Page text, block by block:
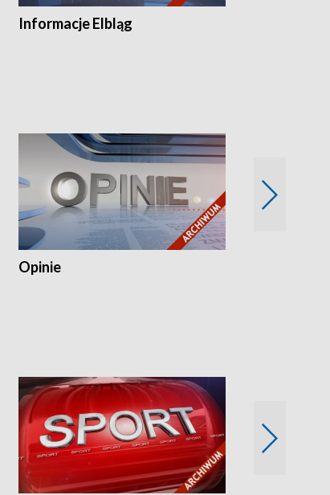
Informacje Elbląg
Opinie